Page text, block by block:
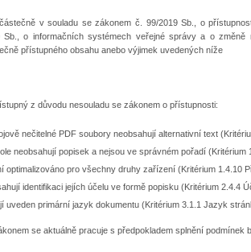
v souladu se zákonem č. 99/2019 Sb., o
Sb., o informačních systémech veřejné správy a o
přístupného obsahu anebo výjimek uvedených níže
z důvodu nesouladu se zákonem o přístupnosti:
nečitelné PDF soubory neobsahují alternativní text
neobsahují popisek a nejsou ve správném pořadí
optimalizováno pro všechny druhy zařízení (Kritérium 1.4.10
identifikaci jejích účelu ve formě popisku (Kritérium 2.4.4
uveden primární jazyk dokumentu (Kritérium 3.1.1 Jazyk
se aktuálně pracuje s předpokladem splnění podmínek